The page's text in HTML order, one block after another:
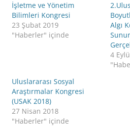
İşletme ve Yönetim
Bilimleri Kongresi
23 Şubat 2019
"Haberler" içinde
Algı
4
Uluslararası Sosyal
Araştırmalar Kongresi
(USAK 2018)
27 Nisan 2018
"Haberler" içinde